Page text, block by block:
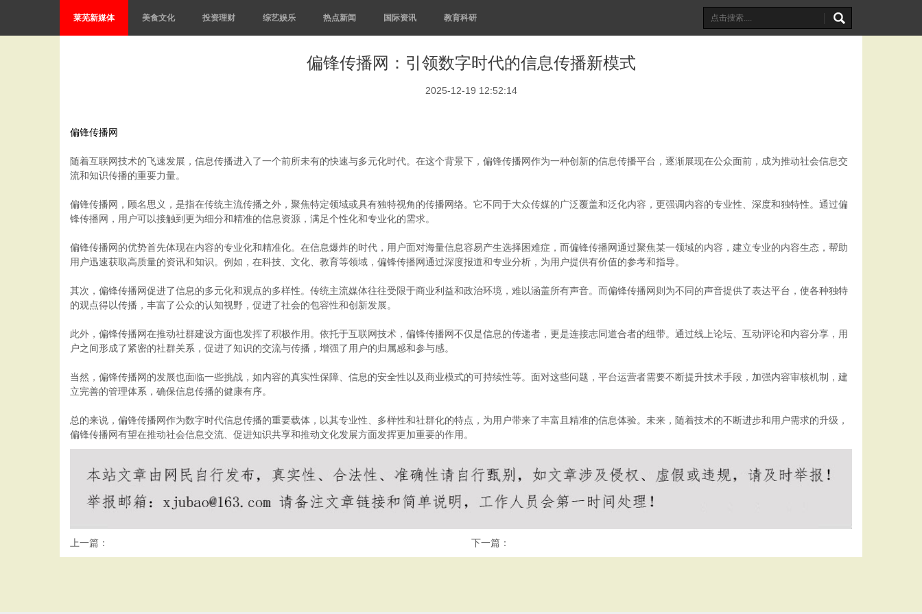
莱芜新媒体 美食文化 投资理财 综艺娱乐 热点新闻 国际资讯 教育科研
偏锋传播网：引领数字时代的信息传播新模式
2025-12-19 12:52:14
偏锋传播网
随着互联网技术的飞速发展，信息传播进入了一个前所未有的快速与多元化时代。在这个背景下，偏锋传播网作为一种创新的信息传播平台，逐渐展现在公众面前，成为推动社会信息交
流和知识传播的重要力量。
偏锋传播网，顾名思义，是指在传统主流传播之外，聚焦特定领域或具有独特视角的传播网络。它不同于大众传媒的广泛覆盖和泛化内容，更强调内容的专业性、深度和独特性。通过偏
锋传播网，用户可以接触到更为细分和精准的信息资源，满足个性化和专业化的需求。
偏锋传播网的优势首先体现在内容的专业化和精准化。在信息爆炸的时代，用户面对海量信息容易产生选择困难症，而偏锋传播网通过聚焦某一领域的内容，建立专业的内容生态，帮助
用户迅速获取高质量的资讯和知识。例如，在科技、文化、教育等领域，偏锋传播网通过深度报道和专业分析，为用户提供有价值的参考和指导。
其次，偏锋传播网促进了信息的多元化和观点的多样性。传统主流媒体往往受限于商业利益和政治环境，难以涵盖所有声音。而偏锋传播网则为不同的声音提供了表达平台，使各种独特
的观点得以传播，丰富了公众的认知视野，促进了社会的包容性和创新发展。
此外，偏锋传播网在推动社群建设方面也发挥了积极作用。依托于互联网技术，偏锋传播网不仅是信息的传递者，更是连接志同道合者的纽带。通过线上论坛、互动评论和内容分享，用
户之间形成了紧密的社群关系，促进了知识的交流与传播，增强了用户的归属感和参与感。
当然，偏锋传播网的发展也面临一些挑战，如内容的真实性保障、信息的安全性以及商业模式的可持续性等。面对这些问题，平台运营者需要不断提升技术手段，加强内容审核机制，建
立完善的管理体系，确保信息传播的健康有序。
总的来说，偏锋传播网作为数字时代信息传播的重要载体，以其专业性、多样性和社群化的特点，为用户带来了丰富且精准的信息体验。未来，随着技术的不断进步和用户需求的升级，
偏锋传播网有望在推动社会信息交流、促进知识共享和推动文化发展方面发挥更加重要的作用。
上一篇： 下一篇：